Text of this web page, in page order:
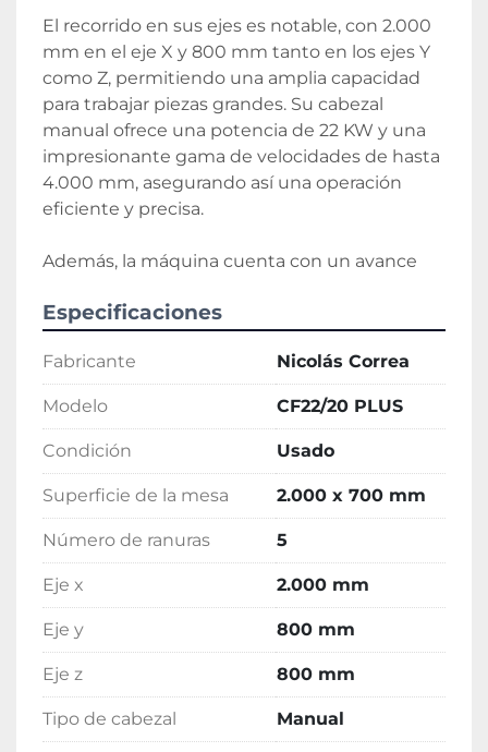
El recorrido en sus ejes es notable, con 2.000
mm en el eje X y 800 mm tanto en los ejes Y
como Z, permitiendo una amplia capacidad
para trabajar piezas grandes. Su cabezal
manual ofrece una potencia de 22 KW y una
impresionante gama de velocidades de hasta
4.000 mm, asegurando así una operación
eficiente y precisa.
Además, la máquina cuenta con un avance
tiempo de proceso. Puede soportar un peso
que la convierte en una excelente opción para
tareas pesadas. Esta fresadora usada sigue
ofreciendo un rendimiento confiable para su
nueva aplicación industrial.
Especificaciones
Fabricante Nicolás Correa
Modelo CF22/20 PLUS
Condición Usado
Superficie de la mesa 2.000 x 700 mm
Número de ranuras 5
Eje x 2.000 mm
Eje y 800 mm
Eje z 800 mm
Tipo de cabezal Manual